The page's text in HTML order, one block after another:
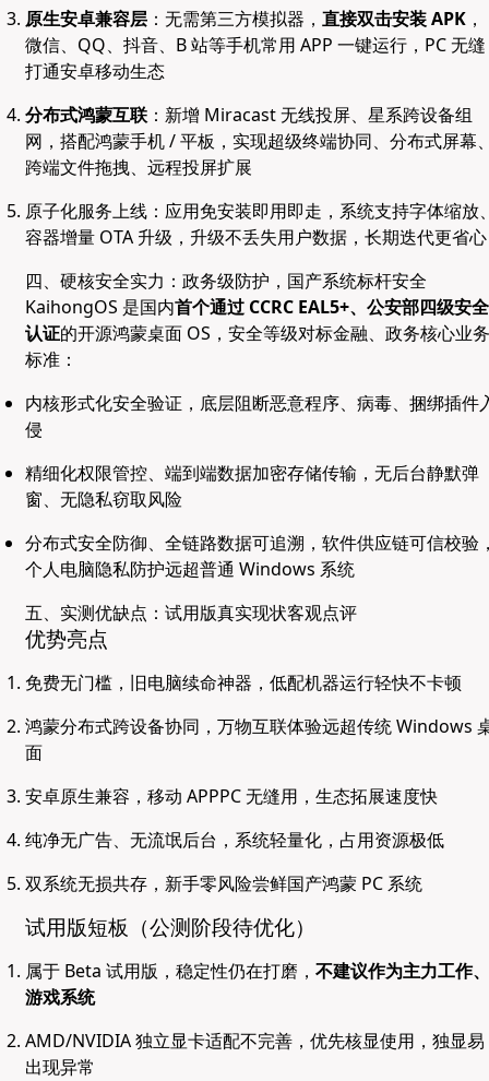
原生安卓兼容层 ：无需第三方模拟器， 直接双击安装 APK ，
微信、QQ、抖音、B 站等手机常用 APP 一键运行，PC 无缝
打通安卓移动生态
分布式鸿蒙互联：新增 Miracast 无线投屏、星系跨设备组
网，搭配鸿蒙手机 / 平板，实现超级终端协同、分布式屏幕
跨端文件拖拽、远程投屏扩展
原子化服务上线：应用免安装即用即走，系统支持字体缩放
容器增量 OTA 升级，升级不丢失用户数据，长期迭代更省心
四、硬核安全实力：政务级防护，国产系统标杆安全
KaihongOS 是国内首个通过 CCRC EAL5+、公安部四级安全
认证的开源鸿蒙桌面 OS，安全等级对标金融、政务核心业务
标准：
内核形式化安全验证，底层阻断恶意程序、病毒、捆绑插件
侵
精细化权限管控、端到端数据加密存储传输，无后台静默弹
窗、无隐私窃取风险
分布式安全防御、全链路数据可追溯，软件供应链可信校验
个人电脑隐私防护远超普通 Windows 系统
五、实测优缺点：试用版真实现状客观点评
优势亮点
免费无门槛，旧电脑续命神器，低配机器运行轻快不卡顿
鸿蒙分布式跨设备协同，万物互联体验远超传统 Windows
面
安卓原生兼容，移动 APPPC 无缝用，生态拓展速度快
纯净无广告、无流氓后台，系统轻量化，占用资源极低
双系统无损共存，新手零风险尝鲜国产鸿蒙 PC 系统
试用版短板（公测阶段待优化）
属于 Beta 试用版，稳定性仍在打磨， 不建议作为主力工作、
游戏系统
AMD/NVIDIA 独立显卡适配不完善，优先核显使用，独显易
出现异常